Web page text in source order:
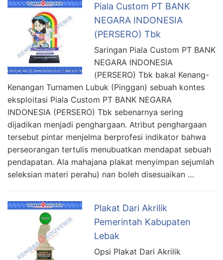
Piala Custom PT BANK
NEGARA INDONESIA
(PERSERO) Tbk
Saringan Piala Custom PT BANK
NEGARA INDONESIA
(PERSERO) Tbk bakal Kenang-
Kenangan Turnamen Lubuk (Pinggan) sebuah kontes
eksploitasi Piala Custom PT BANK NEGARA
INDONESIA (PERSERO) Tbk sebenarnya sering
dijadikan menjadi penghargaan. Atribut penghargaan
tersebut pintar menjelma berprofesi indikator bahwa
perseorangan tertulis menubuatkan mendapat sebuah
pendapatan. Ala mahajana plakat menyimpan sejumlah
seleksian materi perahu) nan boleh disesuaikan …
Plakat Dari Akrilik
Pemerintah Kabupaten
Lebak
Opsi Plakat Dari Akrilik